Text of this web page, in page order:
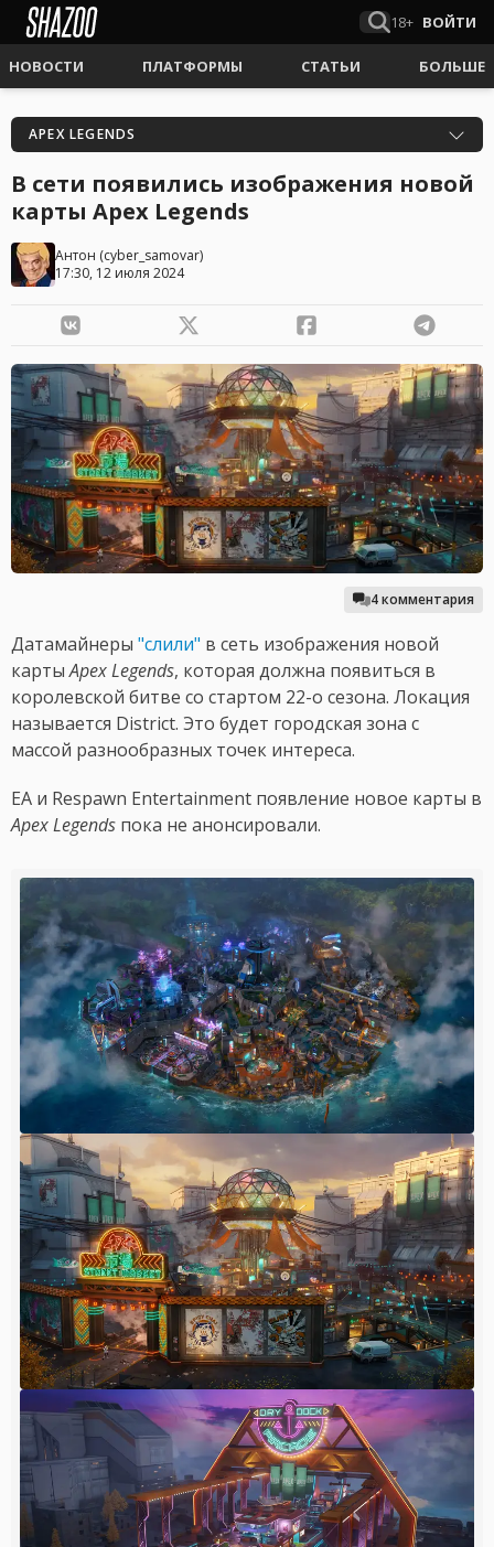
18+ ВОЙТИ
НОВОСТИ ПЛАТФОРМЫ СТАТЬИ БОЛЬШЕ
APEX LEGENDS
В сети появились изображения новой
карты Apex Legends
Антон (cyber_samovar)
17:30, 12 июля 2024
4 комментария
Датамайнеры "слили" в сеть изображения новой
картыApex Legends, которая должна появиться в
королевской битве со стартом 22-о сезона. Локация
называется District. Это будет городская зона с
массой разнообразных точек интереса.
EA и Respawn Entertainment появление новое карты в
Apex Legends пока не анонсировали.